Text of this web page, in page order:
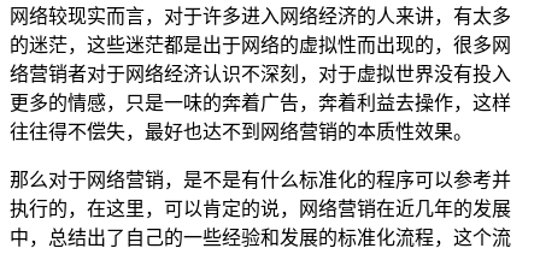
网络较现实而言，对于许多进入网络经济的人来讲，有太多
的迷茫，这些迷茫都是出于网络的虚拟性而出现的，很多网
络营销者对于网络经济认识不深刻，对于虚拟世界没有投入
更多的情感，只是一味的奔着广告，奔着利益去操作，这样
往往得不偿失，最好也达不到网络营销的本质性效果。
那么对于网络营销，是不是有什么标准化的程序可以参考并
执行的，在这里，可以肯定的说，网络营销在近几年的发展
中，总结出了自己的一些经验和发展的标准化流程，这个流